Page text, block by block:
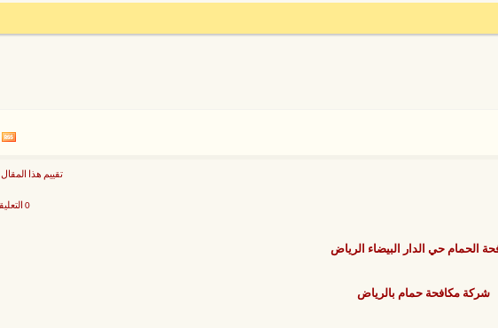
تقييم هذا المقال
0 التعليقات
الحمام حي الدار البيضاء الرياض
شركة مكافحة حمام بالرياض